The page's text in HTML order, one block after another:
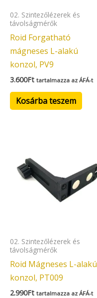
02. Szintezőlézerek és
távolságmérők
Roid Forgatható
mágneses L-alakú
konzol, PV9
3.600Ft tartalmazza az ÁFÁ-t
Kosárba teszem
02. Szintezőlézerek és
távolságmérők
Roid Mágneses L-alakú
konzol, PT009
2.990Ft tartalmazza az ÁFÁ-t